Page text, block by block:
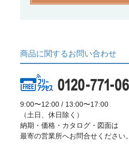
商品に関するお問い合わせ
9:00〜12:00 / 13:00〜17:00
（土日、休日除く）
納期・価格・カタログ・図面は
最寄の営業所へお問合せください。